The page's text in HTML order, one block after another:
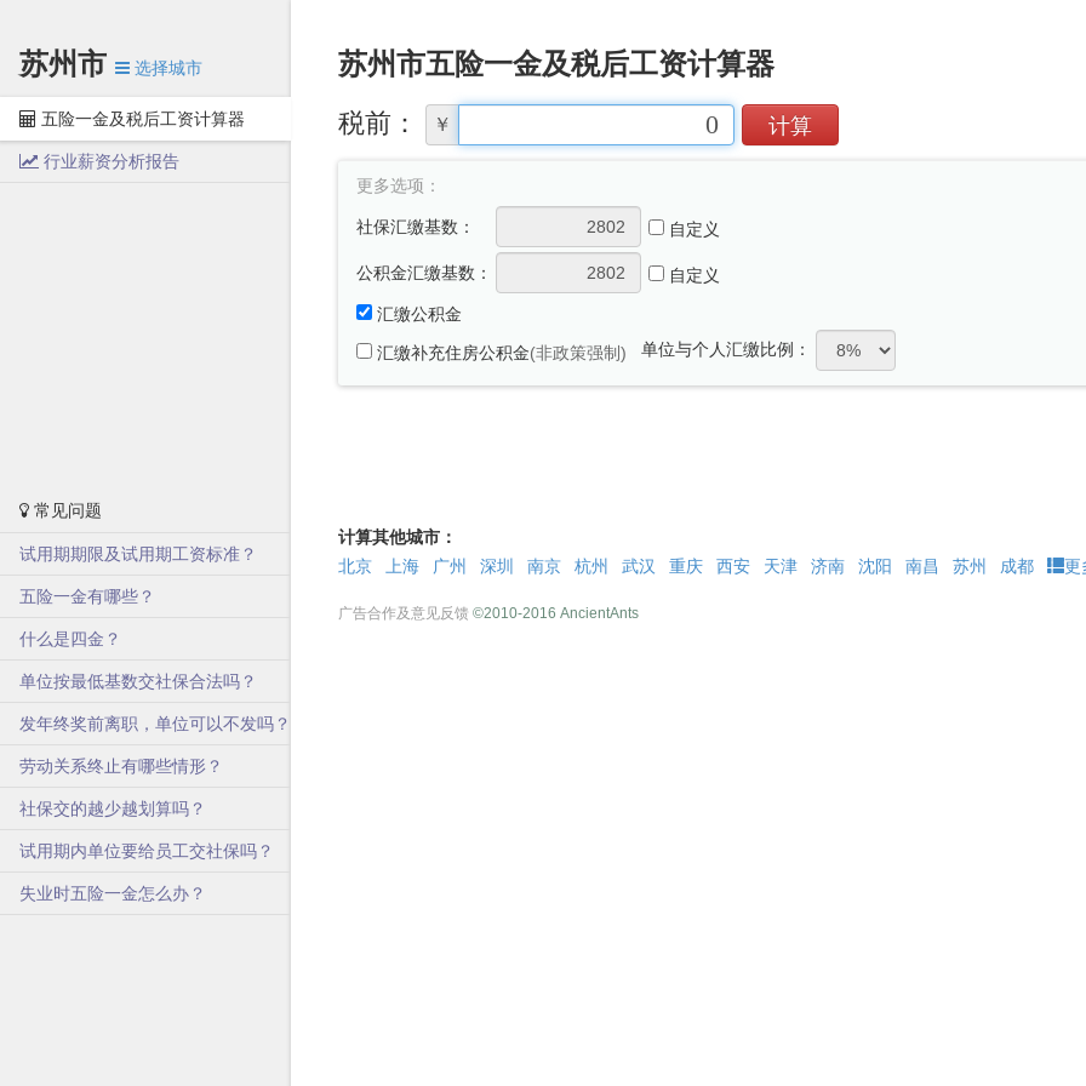
苏州市 选择城市
五险一金及税后工资计算器
行业薪资分析报告
常见问题
试用期期限及试用期工资标准？
五险一金有哪些？
什么是四金？
单位按最低基数交社保合法吗？
发年终奖前离职，单位可以不发吗？
劳动关系终止有哪些情形？
社保交的越少越划算吗？
试用期内单位要给员工交社保吗？
失业时五险一金怎么办？
苏州市五险一金及税后工资计算器
税前： ￥
更多选项：
社保汇缴基数： 自定义
公积金汇缴基数：
自定义
汇缴公积金
汇缴补充住房公积金(非政策强制) 单位与个人汇缴比例：
计算其他城市：
北京
上海 广州 深圳 南京 杭州 武汉 重庆 西安 天津 济南 沈阳 南昌 苏州 成都 更
广告合作及意见反馈 ©2010-2016 AncientAnts